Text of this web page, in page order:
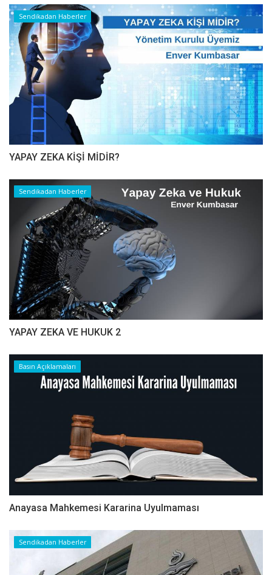
Sendikadan Haberler
YAPAY ZEKA KİŞİ MİDİR?
Sendikadan Haberler
YAPAY ZEKA VE HUKUK 2
Basın Açıklamaları
Anayasa Mahkemesi Kararina Uyulmaması
Sendikadan Haberler